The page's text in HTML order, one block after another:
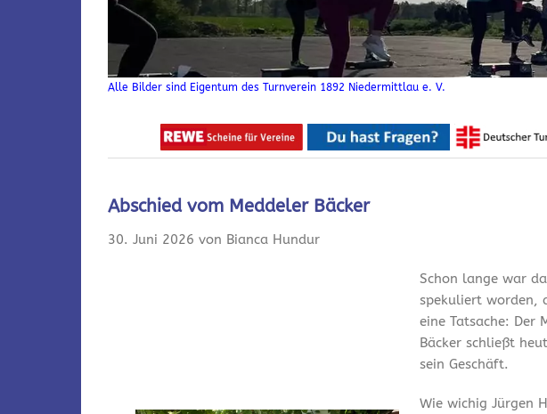
Alle Bilder sind Eigentum des Turnverein 1892 Niedermittlau e. V.
Abschied vom Meddeler Bäcker
30. Juni 2026 von Bianca Hundur
Schon lange war
spekuliert worden,
eine Tatsache: Der
Bäcker schließt
sein Geschäft.
Wie wichig Jürgen